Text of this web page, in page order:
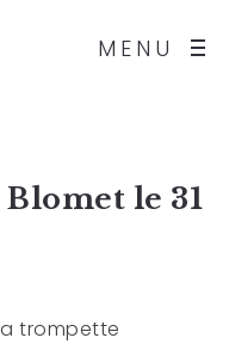
MENU
le 31
trompette